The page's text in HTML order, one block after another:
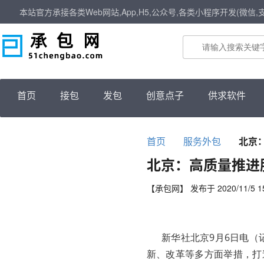
本站官方承接各类Web网站,App,H5,公众号,各类小程序开发(微信,
首页 接包 发包 创意点子 供求软件
首页 服务外包 北京
北京：高质量推
【承包网】 发布于 2020/11/5
新华社北京9月6日电（
新、改革等多方面举措，